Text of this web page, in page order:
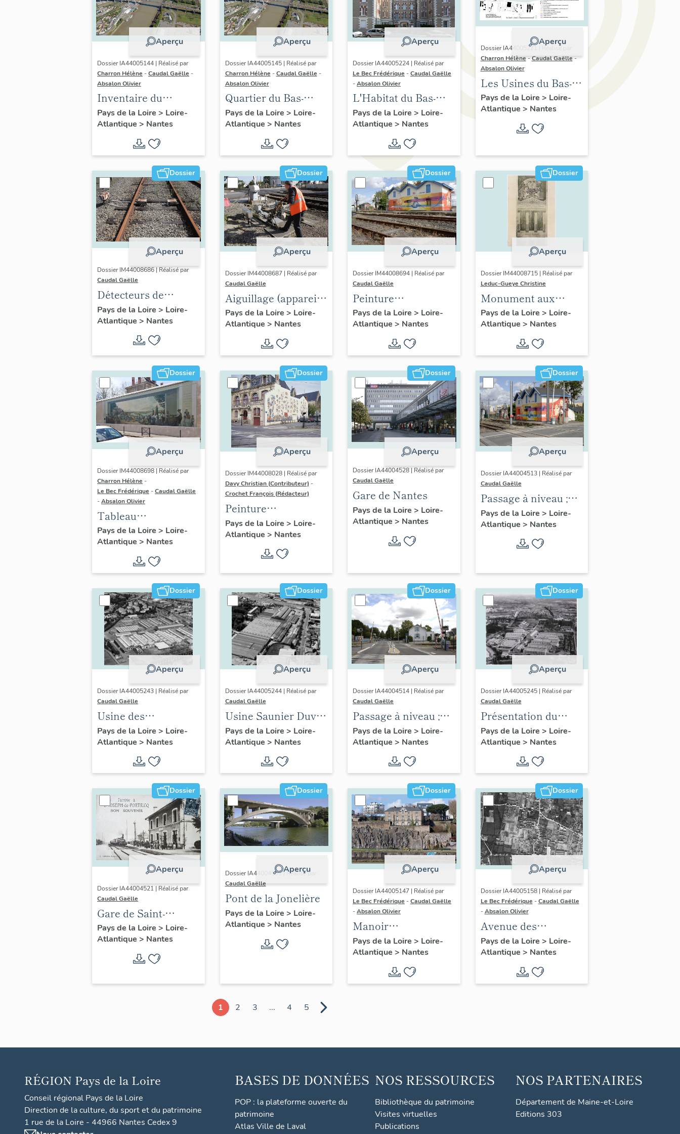
Aperçu
Dossier IA44005144 | Réalisé par
Charron Hélène -Caudal Gaëlle -
Absalon Olivier
Inventaire du
quartier du Bas-
Chantenay :
présentation de
l'opération
Pays de la Loire > Loire-
Atlantique > Nantes
Aperçu
Dossier IA44005145 | Réalisé par
Charron Hélène -Caudal Gaëlle -
Absalon Olivier
Quartier du Bas-
Chantenay :
présentation de l'aire
Pays de la Loire > Loire-
Atlantique > Nantes
Aperçu
Dossier IA44005224 | Réalisé par
Le Bec Frédérique -Caudal Gaëlle
-Absalon Olivier
L'Habitat du Bas-
Chantenay, Nantes
Pays de la Loire > Loire-
Atlantique > Nantes
Aperçu
Dossier IA44005221 | Réalisé par
Charron Hélène-Caudal Gaëlle-
Absalon Olivier
Les Usines du Bas-
Chantenay
Pays de la Loire > Loire-
Atlantique > Nantes
Dossier
Aperçu
Dossier IM44008686 | Réalisé par
Caudal Gaëlle
Détecteurs de
passage
Pays de la Loire > Loire-
Atlantique > Nantes
Dossier
Aperçu
Dossier IM44008687 | Réalisé par
Caudal Gaëlle
Aiguillage (appareil
de voie)
Pays de la Loire > Loire-
Atlantique > Nantes
Dossier
Aperçu
Dossier IM44008694 | Réalisé par
Caudal Gaëlle
Peinture
monumentale
Pays de la Loire > Loire-
Atlantique > Nantes
Dossier
Aperçu
Dossier IM44008715 | Réalisé par
Leduc-Gueye Christine
Monument aux
morts, Chapelle de
l'Externat des
enfants nantais,
Nantes
Pays de la Loire > Loire-
Atlantique > Nantes
Dossier
Aperçu
Dossier IM44008698 | Réalisé par
Charron Hélène -
Le Bec Frédérique -Caudal Gaëlle
-Absalon Olivier
Tableau
commémoratif :
peinture
monumentale
"Fresque des
Acadiens", 10 place
des Garennes
Pays de la Loire > Loire-
Atlantique > Nantes
Dossier
Aperçu
Dossier IM44008028 | Réalisé par
Davy Christian (Contributeur) -
Crochet François (Rédacteur)
Peinture
monumentale du
mur de la mairie-
annexe de Doulon, à
trois soleils
Pays de la Loire > Loire-
Atlantique > Nantes
Dossier
Aperçu
Dossier IA44004528 | Réalisé par
Caudal Gaëlle
Gare de Nantes
Pays de la Loire > Loire-
Atlantique > Nantes
Dossier
Aperçu
Dossier IA44004513 | Réalisé par
Caudal Gaëlle
Passage à niveau ;
maison de garde-
barrière puis gare
Nantes-Doulon
Pays de la Loire > Loire-
Atlantique > Nantes
Dossier
Aperçu
Dossier IA44005243 | Réalisé par
Caudal Gaëlle
Usine des
Batignolles, rue du
Ranzay, Nantes
Pays de la Loire > Loire-
Atlantique > Nantes
Dossier
Aperçu
Dossier IA44005244 | Réalisé par
Caudal Gaëlle
Usine Saunier Duval,
17 rue Petite-Baratte,
Nantes
Pays de la Loire > Loire-
Atlantique > Nantes
Dossier
Aperçu
Dossier IA44004514 | Réalisé par
Caudal Gaëlle
Passage à niveau ;
maison de garde-
barrière
Pays de la Loire > Loire-
Atlantique > Nantes
Dossier
Aperçu
Dossier IA44005245 | Réalisé par
Caudal Gaëlle
Présentation du
patrimoine
industriel du quartier
Saint-Joseph à
Nantes
Pays de la Loire > Loire-
Atlantique > Nantes
Dossier
Aperçu
Dossier IA44004521 | Réalisé par
Caudal Gaëlle
Gare de Saint-
Joseph-de-Porterie
(détruite)
Pays de la Loire > Loire-
Atlantique > Nantes
Dossier
Aperçu
Dossier IA44004501 | Réalisé par
Caudal Gaëlle
Pont de la Jonelière
Pays de la Loire > Loire-
Atlantique > Nantes
Dossier
Aperçu
Dossier IA44005147 | Réalisé par
Le Bec Frédérique -Caudal Gaëlle
-Absalon Olivier
Manoir
L'Hermitage, 5 rue
de l'Hermitage
Pays de la Loire > Loire-
Atlantique > Nantes
Dossier
Aperçu
Dossier IA44005158 | Réalisé par
Le Bec Frédérique -Caudal Gaëlle
-Absalon Olivier
Avenue des
Alouettes
Pays de la Loire > Loire-
Atlantique > Nantes
1 2 3 ... 4 5
RÉGION Pays de la Loire
Conseil régional Pays de la Loire
Direction de la culture, du sport et du patrimoine
1 rue de la Loire - 44966 Nantes Cedex 9
BASES DE DONNÉES
POP : la plateforme ouverte du
patrimoine
Atlas Ville de Laval
NOS RESSOURCES
Bibliothèque du patrimoine
Visites virtuelles
Publications
NOS PARTENAIRES
Département de Maine-et-Loire
Editions 303